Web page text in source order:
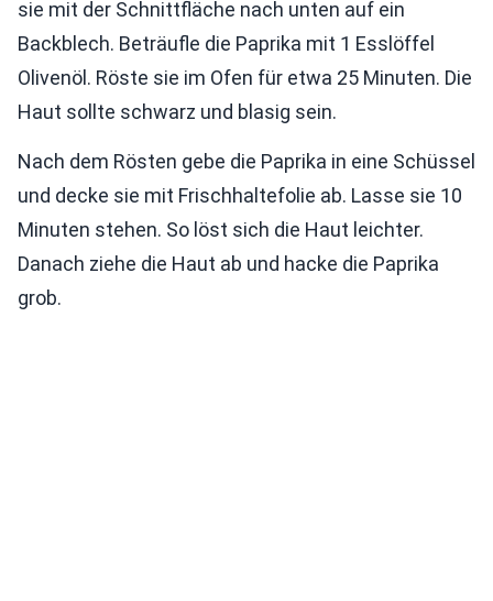
sie mit der Schnittfläche nach unten auf ein
Backblech. Beträufle die Paprika mit 1 Esslöffel
Olivenöl. Röste sie im Ofen für etwa 25 Minuten. Die
Haut sollte schwarz und blasig sein.
Nach dem Rösten gebe die Paprika in eine Schüssel
und decke sie mit Frischhaltefolie ab. Lasse sie 10
Minuten stehen. So löst sich die Haut leichter.
Danach ziehe die Haut ab und hacke die Paprika
grob.